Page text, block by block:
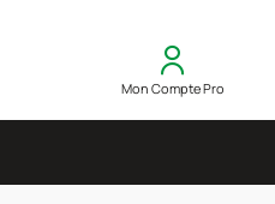
Mon Compte Pro